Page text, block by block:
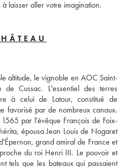
altitude, le vignoble en AOC Saint-
de Cussac. L'essentiel des terres
à celui de Latour, constitué de
favorisé par de nombreux canaux.
par l'évêque François de Foix-
épousa Jean Louis de Nogaret
grand amiral de France et
du roi Henri III. Le pouvoir et
tels que les bateaux qui passaient